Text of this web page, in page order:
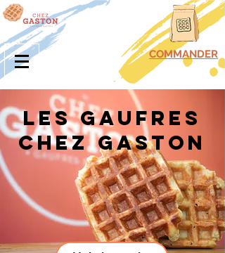
COMMANDER
Les gaufres
chez gaston